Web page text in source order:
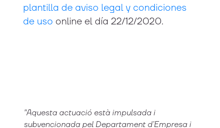
plantilla de aviso legal y condiciones
de uso online el día 22/12/2020.
"Aquesta actuació està impulsada i
subvencionada pel Departament d’Empresa i